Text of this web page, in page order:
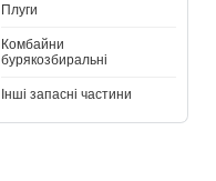
Плуги
Комбайни
бурякозбиральні
Інші запасні частини